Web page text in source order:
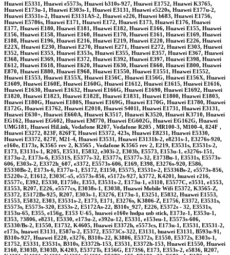
Huawei E5331, Huawei e5573s, Huawei b310s-927, Huawei E1752, Huawei K3765,
Huawei E173u-1, Huawei E303s-1, Huawei E3131, Huawei e5220s, Huawei E177u-2,
Huawei E3531s-2, Huawei E3131AS-2, Huawei e226, Huawei b683, Huawei E1756,
Huawei E5786s, Huawei E171, Huawei E172, Huawei E173, Huawei E176, Huawei
E177, Huawei E180, Huawei E181, Huawei E182, Huawei E166, Huawei E155, Huawei
E156, Huawei E158, Huawei E160, Huawei E170, Huawei E161, Huawei E169, Huawei
E188, Huawei E196, Huawei E216, Huawei E219, Huawei E220, Huawei E226, Huawei
E22X, Huawei E230, Huawei E270, Huawei E271, Huawei E272, Huawei E303, Huawei
E352, Huawei E353, Huawei E353s, Huawei E355, Huawei E357, Huawei E367, Huawei
E368, Huawei E369, Huawei E372, Huawei E392, Huawei E397, Huawei E398, Huawei
E612, Huawei E618, Huawei E620, Huawei E630, Huawei E660, Huawei E800, Huawei
E870, Huawei E880, Huawei E968, Huawei E1550, Huawei E1551, Huawei E1552,
Huawei E1553, Huawei E155X, Huawei E156C, Huawei E156G, Huawei E156X, Huawei
E1609, Huawei E160E, Huawei E160G, Huawei E1612, Huawei E1615, Huawei E1616,
Huawei E1630, Huawei E1632, Huawei E166G, Huawei E1690, Huawei E1692, Huawei
E1820, Huawei E1823, Huawei E182E, Huawei E1831, Huawei E1800, Huawei E1803,
Huawei E180G, Huawei E180S, Huawei E169G, Huawei E170G, Huawei E1780, Huawei
E172G, Huawei E1762, Huawei E2010, Huawei S4011, Huawei E1731, Huawei E3131,
Huawei E630+, Huawei E660A, Huawei K3517, Huawei K3520, Huawei K3710, Huawei
EG162, Huawei EG602, Huawei EM770, Huawei EG602G, Huawei EG162G, Huawei
UMG181, Huawei HiLink, Vodafone R207, Vodafone R205 , MR100-3, M100-4, 824F ,
Huawei E3272, 823F, 826FT, Huawei E5372, 423s, Huawei E8231, Huawei E5330,
Huawei E3372, 827F, M21-4, Huawei E3531, Huawei E3131h-2, e8231s-1, E3276s-920,
e160e, E173z, K3565 rev 2, K3565 , Vodafone K3565 rev 2, E219, E3531s, E3531s-2,
E173, E3131s-1, R205, E3531, E5832, e303i-2, E303b, E5573, E153u-1, e3276s-151,
E173u-2, E173s-6, E3531S, E5377s-32, E5377s, E5377s-32, E173Bu-1, E3531s, E5573s-
606, E303s-2, E3372h_607, e3372, E5573s-606, E169, E398, E3276s-920, E586,
E5330Bs-2, E173s-6, E177u-1, E5172, E1150, E5575, E3531s-2, E5336Bs-2, e5573s-856,
E5220s-2, E1612, E303C-s5, e5573s-856, e5172s-927, k3772, K4201, huawei r216,
E5577c, E392, E5330, E1750c, E353, E3531s-2, E173u-1, e3110, E5577C, e3531, e1553,
E1553, R207, E226, e5577cs, E3038s-1, E3038, Huawei Mobile Wifi E5372, K3565-Z,
E5372, E5172Bs-925, R207, E303s-1, E3276, E173u-1, E3251, E5832, Huawei E1553,
E1553, E5832, E303, E3531s-2, E173, E171, E3276s, K3806-Z, E1756, E3372, E3531s,
E5573s, E5573s-320, E353s-2, E5172As-22, B310s_927, E226, E5372s - 32, E3531s,
E153u-65, E355, e156g, E153 U-65, huawei e160e hsdpa usb stick, E173z-1, E353u-1,
E353, ?3806, e8231, E5330, e173u-2, e392u-12, E5331, e153eu-1, E5573s-606,
E5330/Bs-2, E1550, E1732, K4605, Huawei E3372h, e5573cs, E173u-1, E3531, E3531-2,
e173s, huawei E3131, E587u-2, E5372, E5573Cs-322, E3131, huawei E3131, B593u-91,
B310s-927, Huawei E220, e3276, B310s-22, K3806, E5372s, E1550, E5372s, E303s-1,
E1752, E5331, E3531s, B310s, E3372h-153, E3531, E3372h-153, Huawei E1550, Huawei
E160, E303D, E303D, K4203, E5372Ts, E156G, E173S6, E173, E353s-2, e5836, R207,